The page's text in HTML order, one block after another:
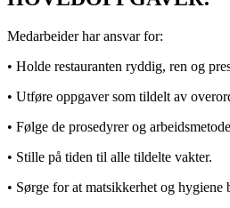
Finn frem
Medarbeider har ansvar for:
• Holde restauranten ryddig, ren og
• Utføre oppgaver som tildelt av
• Følge de prosedyrer og
• Stille på tiden til alle tildelte vakter.
• Sørge for at matsikkerhet og hygiene